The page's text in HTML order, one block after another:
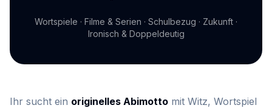
Wortspiele · Filme & Serien · Schulbezug · Zukunft ·
Ironisch & Doppeldeutig
Ihr sucht ein originelles Abimotto mit Witz, Wortspiel